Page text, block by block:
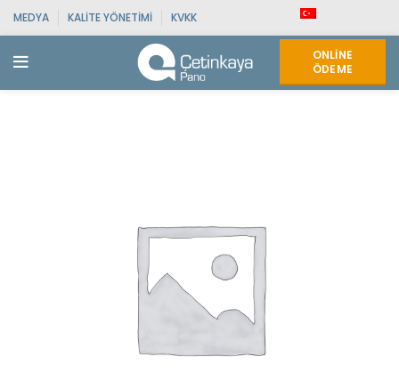
MEDYA KALITE YÖNETIMI KVKK
ONLINE
ÖDEME